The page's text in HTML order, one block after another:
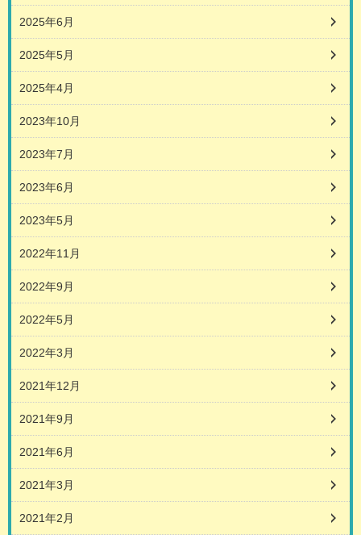
2025年6月
2025年5月
2025年4月
2023年10月
2023年7月
2023年6月
2023年5月
2022年11月
2022年9月
2022年5月
2022年3月
2021年12月
2021年9月
2021年6月
2021年3月
2021年2月